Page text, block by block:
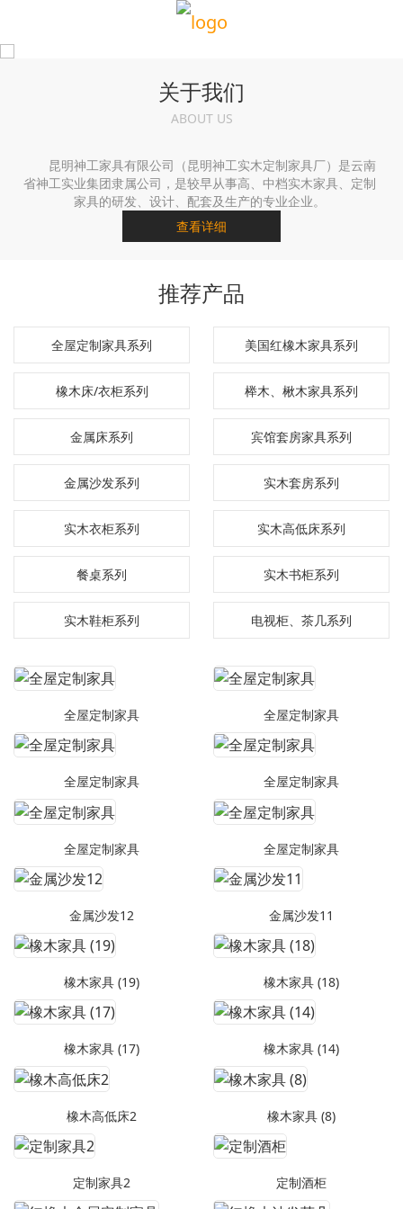
关于我们
ABOUT US
昆明神工家具有限公司（昆明神工实木定制家具厂）是云南
省神工实业集团隶属公司，是较早从事高、中档实木家具、定制
家具的研发、设计、配套及生产的专业企业。
查看详细
推荐产品
全屋定制家具系列 美国红橡木家具系列
橡木床/衣柜系列 榉木、楸木家具系列
金属床系列 宾馆套房家具系列
金属沙发系列 实木套房系列
实木衣柜系列 实木高低床系列
餐桌系列 实木书柜系列
实木鞋柜系列 电视柜、茶几系列
全屋定制家具 全屋定制家具
全屋定制家具 全屋定制家具
全屋定制家具 全屋定制家具
金属沙发12 金属沙发11
橡木家具 (19) 橡木家具 (18)
橡木家具 (17) 橡木家具 (14)
橡木高低床2 橡木家具 (8)
定制家具2 定制酒柜